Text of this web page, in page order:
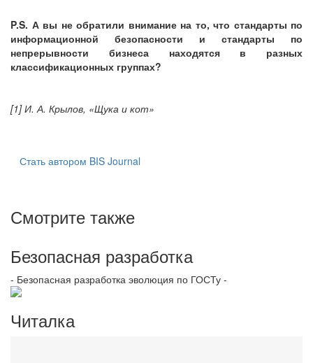
P.S. А вы не обратили внимание на то, что стандарты по
информационной безопасности и стандарты по
непрерывности бизнеса находятся в разных
классификационных группах?
[1] И. А. Крылов, «Щука и кот»
Стать автором BIS Journal
Смотрите также
Безопасная разработка
- Безопасная разработка эволюция по ГОСТу -
Читалка